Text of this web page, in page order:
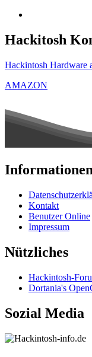
Hackitosh
Hackintosh Hardware
AMAZON
Kontakt
Benutzer Online
Impressum
Nützliches
Hackintosh-
Dortania's
Sozial Media